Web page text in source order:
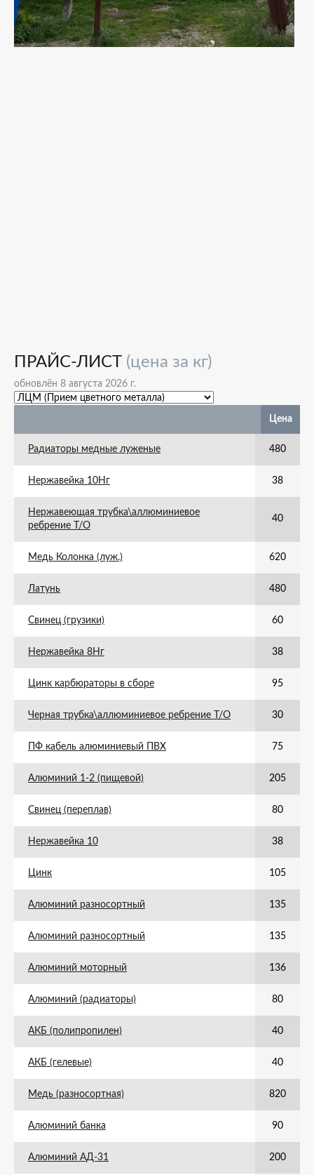
ПРАЙС-ЛИСТ (цена за кг)
обновлён 8 августа 2026 г.
Цена
Радиаторы медные луженые 480
Нержавейка 10Нг 38
Нержавеющая трубка\аллюминиевое
ребрение Т/О
40
Медь Колонка (луж.) 620
Латунь 480
Свинец (грузики) 60
Нержавейка 8Нг 38
Цинк карбюраторы в сборе 95
Черная трубка\аллюминиевое ребрение Т/О 30
ПФ кабель алюминиевый ПВХ 75
Алюминий 1-2 (пищевой) 205
Свинец (переплав) 80
Нержавейка 10 38
Цинк 105
Алюминий разносортный 135
Алюминий разносортный 135
Алюминий моторный 136
Алюминий (радиаторы) 80
АКБ (полипропилен) 40
АКБ (гелевые) 40
Медь (разносортная) 820
Алюминий банка 90
Алюминий АД-31 200